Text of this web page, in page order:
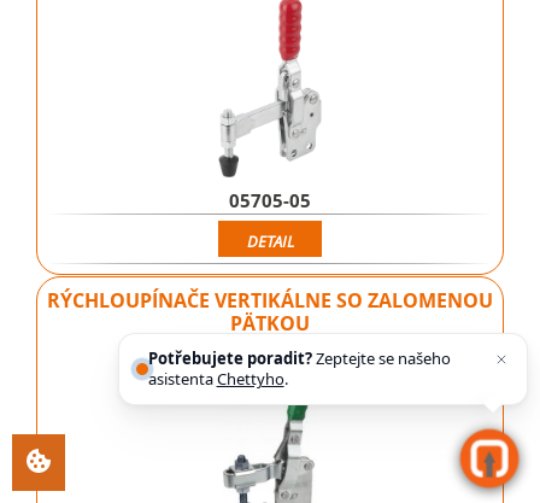
05705-05
DETAIL
RÝCHLOUPÍNAČE VERTIKÁLNE SO ZALOMENOU
PÄTKOU
Potřebujete poradit?Zeptejte se našeho
asistentaChettyho.